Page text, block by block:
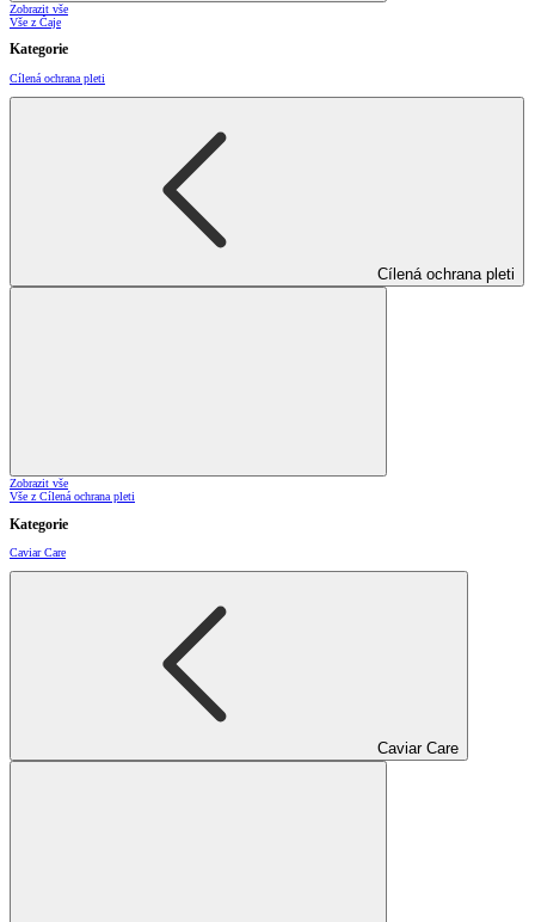
Zobrazit vše
Vše z Čaje
Kategorie
Cílená ochrana pleti
Cílená ochrana pleti
Zobrazit vše
Vše z Cílená ochrana pleti
Kategorie
Caviar Care
Caviar Care